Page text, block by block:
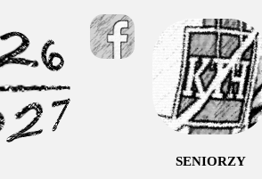
SENIORZY